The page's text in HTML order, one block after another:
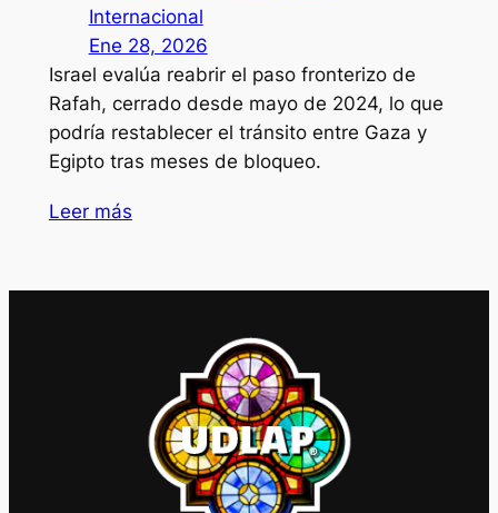
Internacional
Ene 28, 2026
Israel evalúa reabrir el paso fronterizo de
Rafah, cerrado desde mayo de 2024, lo que
podría restablecer el tránsito entre Gaza y
Egipto tras meses de bloqueo.
Leer más